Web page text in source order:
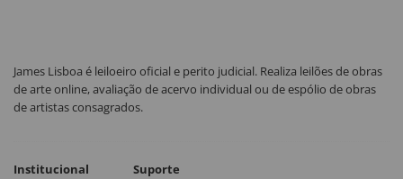
James Lisboa é leiloeiro oficial e perito judicial. Realiza leilões de obras
de arte online, avaliação de acervo individual ou de espólio de obras
de artistas consagrados.
Institucional Suporte